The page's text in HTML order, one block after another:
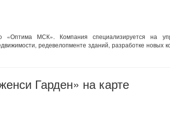
«Оптима МСК». Компания специализируется на
редевелопменте зданий, разработке новых
Гарден» на карте